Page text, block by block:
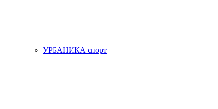
УРБАНИКА спорт